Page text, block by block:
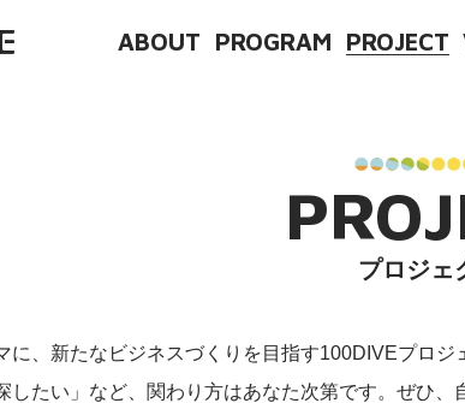
ABOUT PROGRAM PROJECT
プロジェ
に、新たなビジネスづくりを目指す100DIVEプロ
したい」など、関わり方はあなた次第です。ぜひ、